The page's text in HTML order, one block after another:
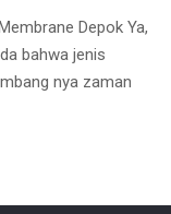
Depok Ya,
bahwa jenis
nya zaman